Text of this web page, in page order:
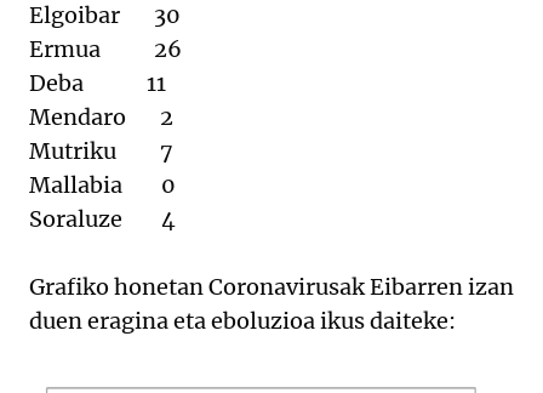
Elgoibar 30
Ermua 26
Deba 11
Mendaro 2
Mutriku 7
Mallabia 0
Soraluze 4
Grafiko honetan Coronavirusak Eibarren izan
duen eragina eta eboluzioa ikus daiteke: